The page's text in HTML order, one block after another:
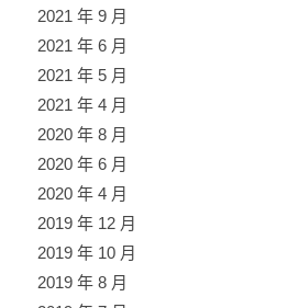
2021 年 9 月
2021 年 6 月
2021 年 5 月
2021 年 4 月
2020 年 8 月
2020 年 6 月
2020 年 4 月
2019 年 12 月
2019 年 10 月
2019 年 8 月